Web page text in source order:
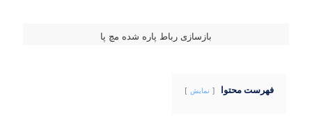
بازسازی رباط پاره شده مچ پا
فهرست محتوا نمایش